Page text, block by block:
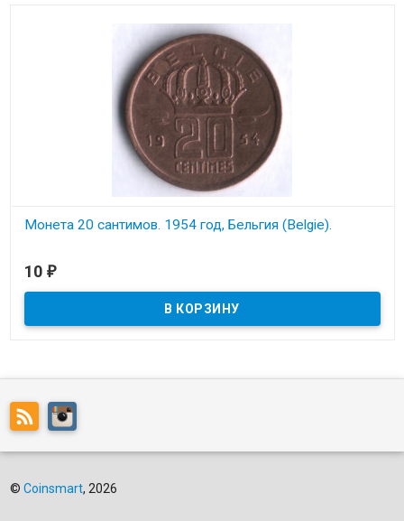
Монета 20 сантимов. 1954 год, Бельгия (Belgie).
10 ₽
© Coinsmart, 2026